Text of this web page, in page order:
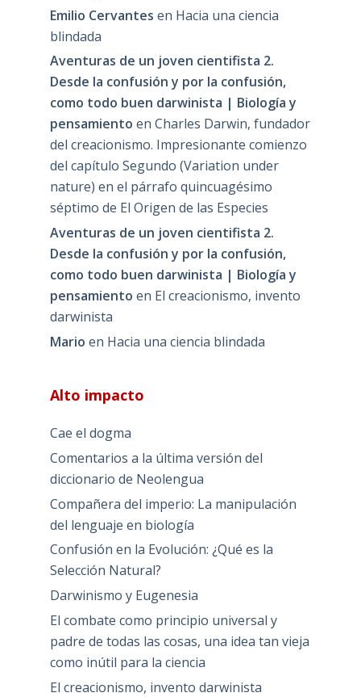
Emilio Cervantes en Hacia una ciencia
blindada
Aventuras de un joven cientifista 2.
Desde la confusión y por la confusión,
como todo buen darwinista | Biología y
pensamiento en Charles Darwin, fundador
del creacionismo. Impresionante comienzo
del capítulo Segundo (Variation under
nature) en el párrafo quincuagésimo
séptimo de El Origen de las Especies
Aventuras de un joven cientifista 2.
Desde la confusión y por la confusión,
como todo buen darwinista | Biología y
pensamiento en El creacionismo, invento
darwinista
Mario en Hacia una ciencia blindada
Alto impacto
Cae el dogma
Comentarios a la última versión del
diccionario de Neolengua
Compañera del imperio: La manipulación
del lenguaje en biología
Confusión en la Evolución: ¿Qué es la
Selección Natural?
Darwinismo y Eugenesia
El combate como principio universal y
padre de todas las cosas, una idea tan vieja
como inútil para la ciencia
El creacionismo, invento darwinista